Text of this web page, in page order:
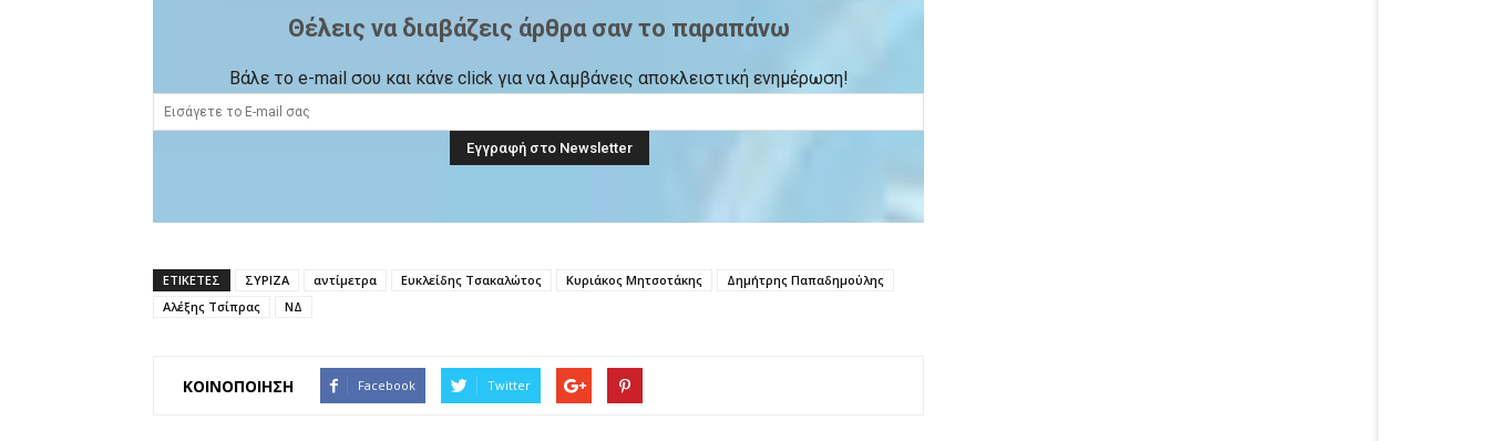
Θέλεις να διαβάζεις άρθρα σαν το παραπάνω
Βάλε το e-mail σου και κάνε click για να λαμβάνεις αποκλειστική ενημέρωση!
ΕΤΙΚΕΤΕΣ ΣΥΡΙΖΑ αντίμετρα Ευκλείδης Τσακαλώτος Κυριάκος Μητσοτάκης
Δημήτρης Παπαδημούλης
Αλέξης Τσίπρας
ΝΔ
ΚΟΙΝΟΠΟΙΗΣΗ Facebook Twitter